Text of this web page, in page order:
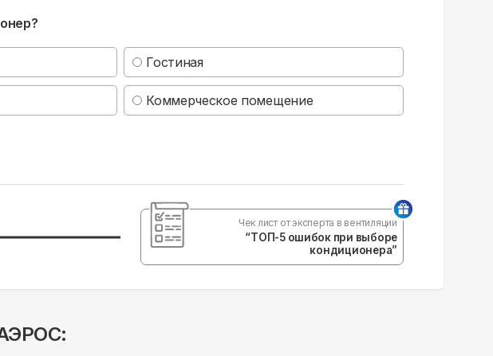
Гостиная
Коммерческое помещение
Чек лист от эксперта в вентиляции
“ТОП-5 ошибок при выборе
кондиционера”